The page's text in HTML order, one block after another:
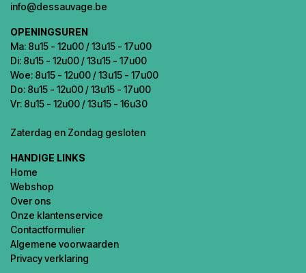
info@dessauvage.be
OPENINGSUREN
Ma: 8u15 - 12u00 / 13u15 - 17u00
Di: 8u15 - 12u00 / 13u15 - 17u00
Woe: 8u15 - 12u00 / 13u15 - 17u00
Do: 8u15 - 12u00 / 13u15 - 17u00
Vr: 8u15 - 12u00 / 13u15 - 16u30
Zaterdag en Zondag gesloten
HANDIGE LINKS
Home
Webshop
Over ons
Onze klantenservice
Contactformulier
Algemene voorwaarden
Privacy verklaring